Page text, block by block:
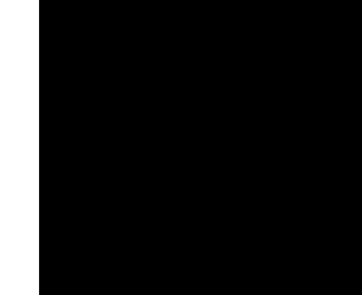
擬在韓國首爾舉行的
詳細介紹了該方
經網路（ CNN ）的
研究人員在論文中指
可以實現良好性能，